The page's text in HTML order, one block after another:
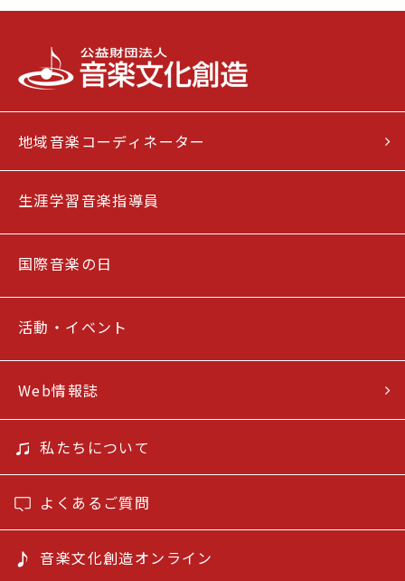
地域音楽コーディネーター
生涯学習音楽指導員
国際音楽の日
活動・イベント
Web情報誌
私たちについて
よくあるご質問
音楽文化創造オンライン